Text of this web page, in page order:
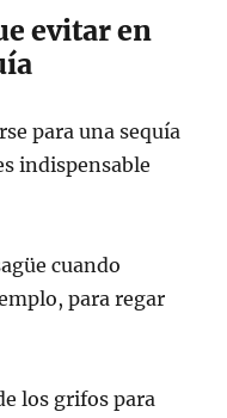
evitar en
para una sequía
indispensable
cuando
para regar
los grifos para